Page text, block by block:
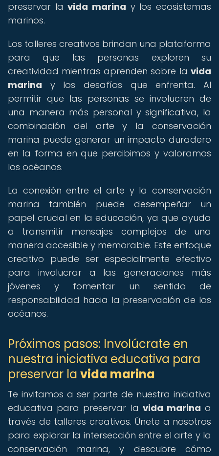
preservar lavida marina y los ecosistemas
marinos.
Los talleres creativos brindan una plataforma
para que las personas exploren su
creatividad mientras aprenden sobre la vida
marina y los desafíos que enfrenta. Al
permitir que las personas se involucren de
una manera más personal y significativa, la
combinación del arte y la conservación
marina puede generar un impacto duradero
en la forma en que percibimos y valoramos
los océanos.
La conexión entre el arte y la conservación
marina también puede desempeñar un
papel crucial en la educación, ya que ayuda
a transmitir mensajes complejos de una
manera accesible y memorable. Este enfoque
creativo puede ser especialmente efectivo
para involucrar a las generaciones más
jóvenes y fomentar un sentido de
responsabilidad hacia la preservación de los
océanos.
Próximos pasos: Involúcrate en
nuestra iniciativa educativa para
preservar la vida marina
Te invitamos a ser parte de nuestra iniciativa
educativa para preservar la vida marina a
través de talleres creativos. Únete a nosotros
para explorar la intersección entre el arte y la
conservación marina, y descubre cómo